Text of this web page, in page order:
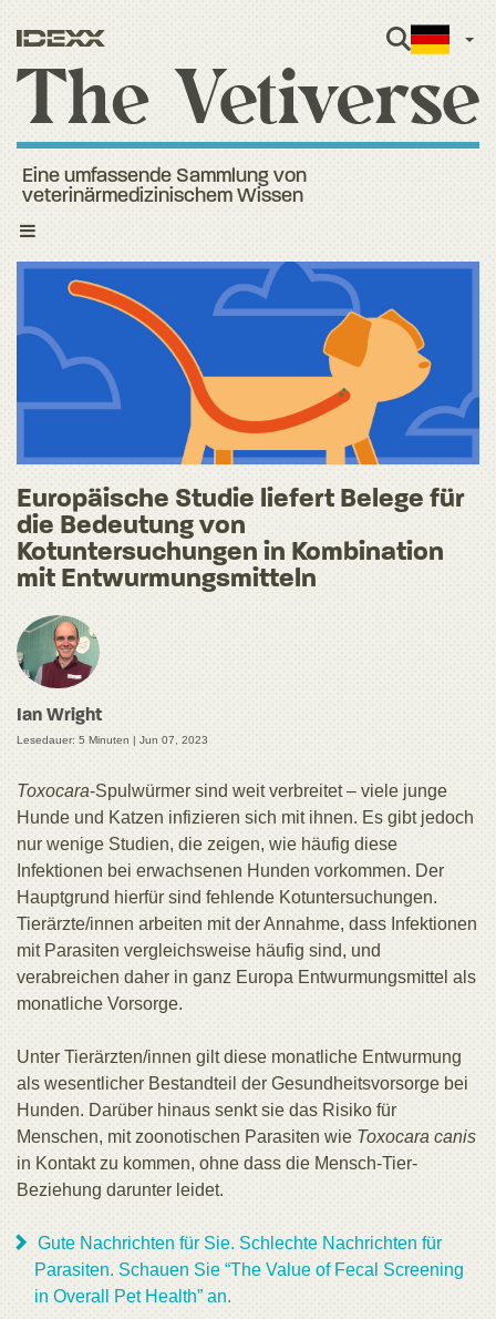
Toggle
Eine umfassende Sammlung von
veterinärmedizinischem Wissen
Europäische Studie liefert Belege für
die Bedeutung von
Kotuntersuchungen in Kombination
mit Entwurmungsmitteln
Ian Wright
Lesedauer: 5 Minuten | Jun 07, 2023
Toxocara-Spulwürmer sind weit verbreitet – viele junge
Hunde und Katzen infizieren sich mit ihnen. Es gibt jedoch
nur wenige Studien, die zeigen, wie häufig diese
Infektionen bei erwachsenen Hunden vorkommen. Der
Hauptgrund hierfür sind fehlende Kotuntersuchungen.
Tierärzte/innen arbeiten mit der Annahme, dass Infektionen
mit Parasiten vergleichsweise häufig sind, und
verabreichen daher in ganz Europa Entwurmungsmittel als
monatliche Vorsorge.
Unter Tierärzten/innen gilt diese monatliche Entwurmung
als wesentlicher Bestandteil der Gesundheitsvorsorge bei
Hunden. Darüber hinaus senkt sie das Risiko für
Menschen, mit zoonotischen Parasiten wie Toxocara canis
in Kontakt zu kommen, ohne dass die Mensch-Tier-
Beziehung darunter leidet.
Gute Nachrichten für Sie. Schlechte Nachrichten für
Parasiten. Schauen Sie “The Value of Fecal Screening
in Overall Pet Health” an.